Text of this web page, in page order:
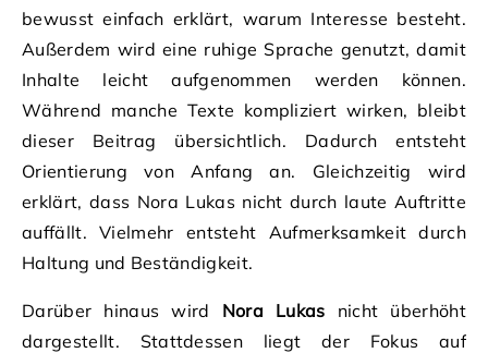
bewusst einfach erklärt, warum Interesse besteht.
Außerdem wird eine ruhige Sprache genutzt, damit
Inhalte leicht aufgenommen werden können.
Während manche Texte kompliziert wirken, bleibt
dieser Beitrag übersichtlich. Dadurch entsteht
Orientierung von Anfang an. Gleichzeitig wird
erklärt, dass Nora Lukas nicht durch laute Auftritte
auffällt. Vielmehr entsteht Aufmerksamkeit durch
Haltung und Beständigkeit.
Darüber hinaus wird Nora Lukas nicht überhöht
dargestellt. Stattdessen liegt der Fokus auf